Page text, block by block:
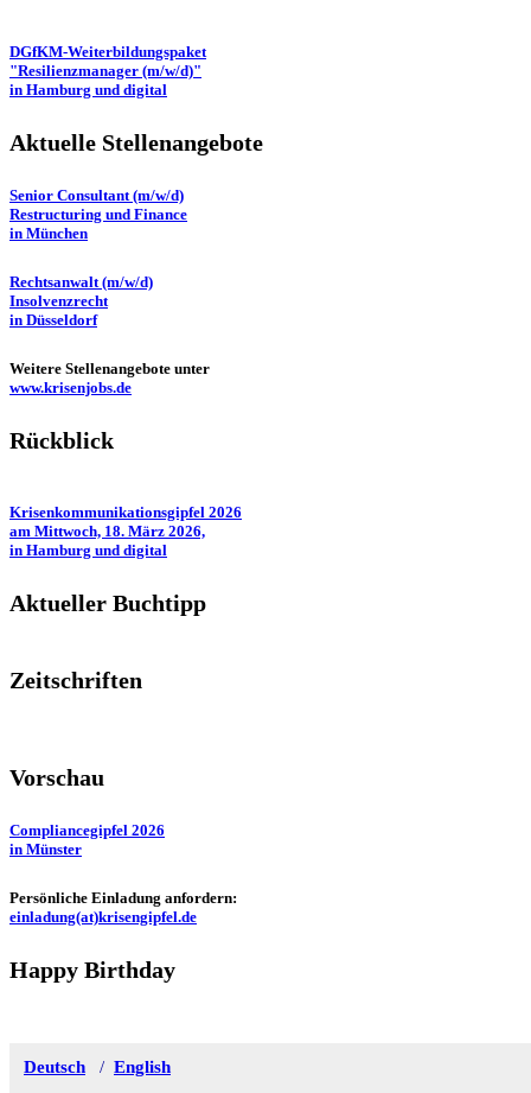
DGfKM-Weiterbildungspaket
"Resilienzmanager (m/w/d)"
in Hamburg und digital
Aktuelle Stellenangebote
Senior Consultant (m/w/d)
Restructuring und Finance
in München
Rechtsanwalt (m/w/d)
Insolvenzrecht
in Düsseldorf
Weitere Stellenangebote unter
www.krisenjobs.de
Rückblick
Krisenkommunikationsgipfel 2026
am Mittwoch, 18. März 2026,
in Hamburg und digital
Aktueller Buchtipp
Zeitschriften
Vorschau
Compliancegipfel 2026
in Münster
Persönliche Einladung anfordern:
einladung(at)krisengipfel.de
Happy Birthday
Deutsch / English